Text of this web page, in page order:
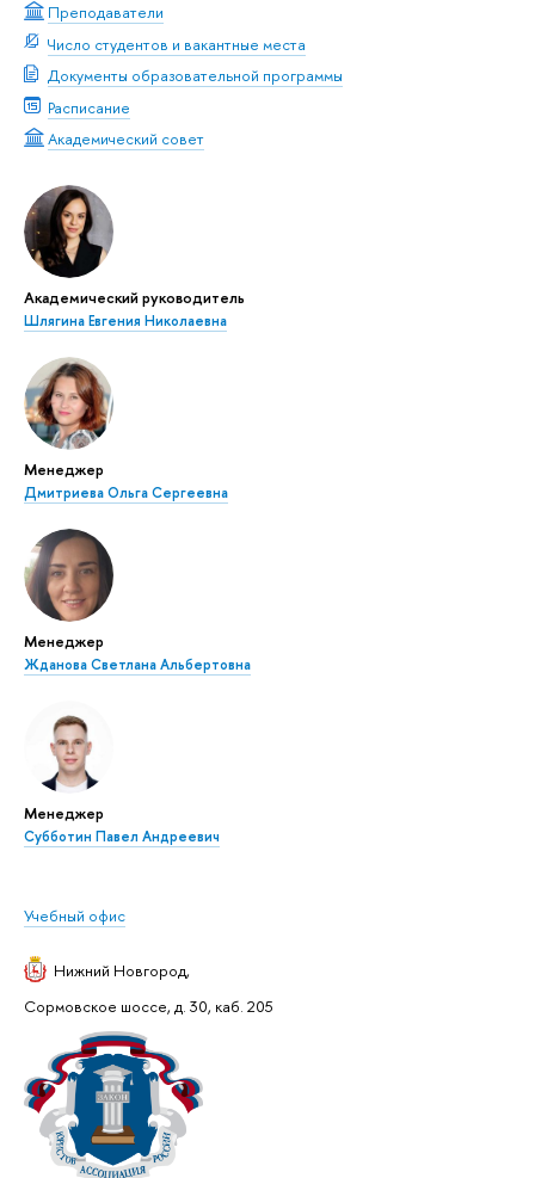
Преподаватели
Число студентов и вакантные места
Документы образовательной программы
Расписание
Академический совет
Академический руководитель
Шлягина Евгения Николаевна
Менеджер
Дмитриева Ольга Сергеевна
Менеджер
Жданова Светлана Альбертовна
Менеджер
Субботин Павел Андреевич
Учебный офис
Нижний Новгород,
Сормовское шоссе, д. 30, каб. 205